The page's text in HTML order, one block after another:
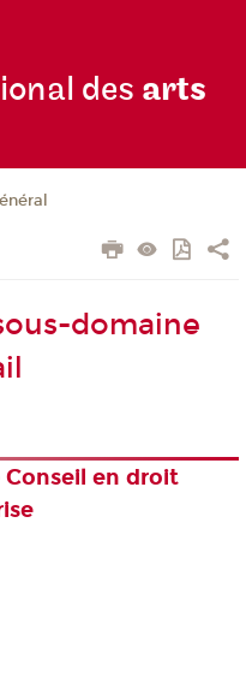
des arts
domaine
en droit